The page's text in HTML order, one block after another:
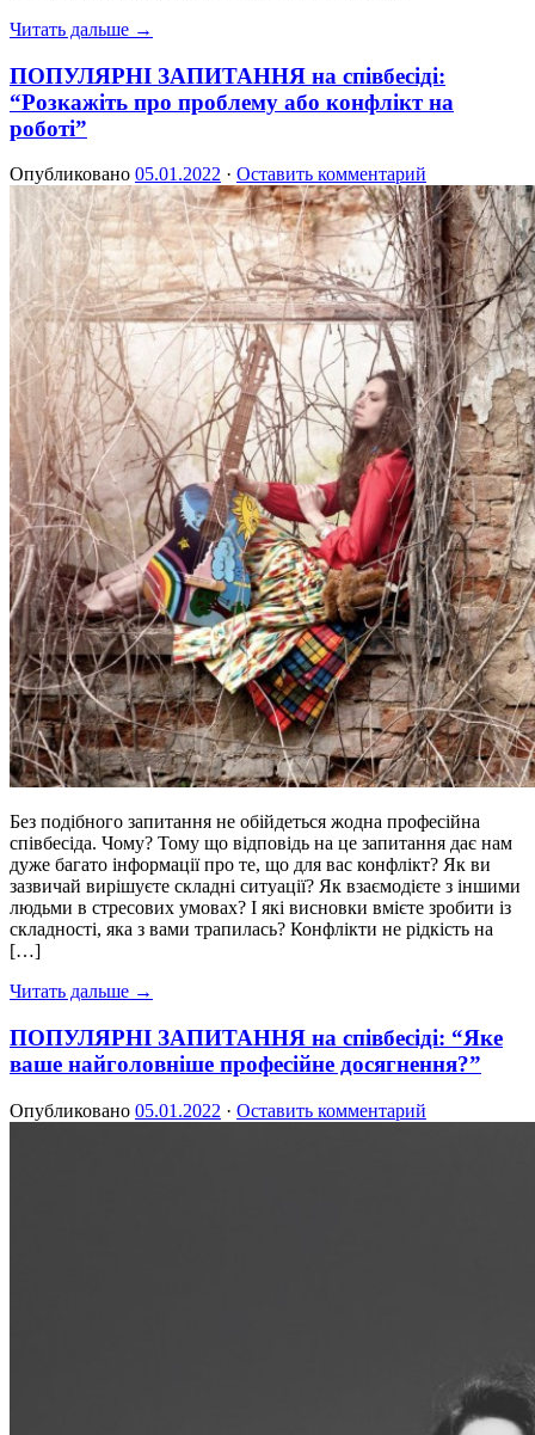
Читать дальше →
ПОПУЛЯРНІ ЗАПИТАННЯ на співбесіді:
“Розкажіть про проблему або конфлікт на
роботі”
Опубликовано 05.01.2022 · Оставить комментарий
Без подібного запитання не обійдеться жодна професійна
співбесіда. Чому? Тому що відповідь на це запитання дає нам
дуже багато інформації про те, що для вас конфлікт? Як ви
зазвичай вирішуєте складні ситуації? Як взаємодієте з іншими
людьми в стресових умовах? І які висновки вмієте зробити із
складності, яка з вами трапилась? Конфлікти не рідкість на
[…]
Читать дальше →
ПОПУЛЯРНІ ЗАПИТАННЯ на співбесіді: “Яке
ваше найголовніше професійне досягнення?”
Опубликовано 05.01.2022 · Оставить комментарий